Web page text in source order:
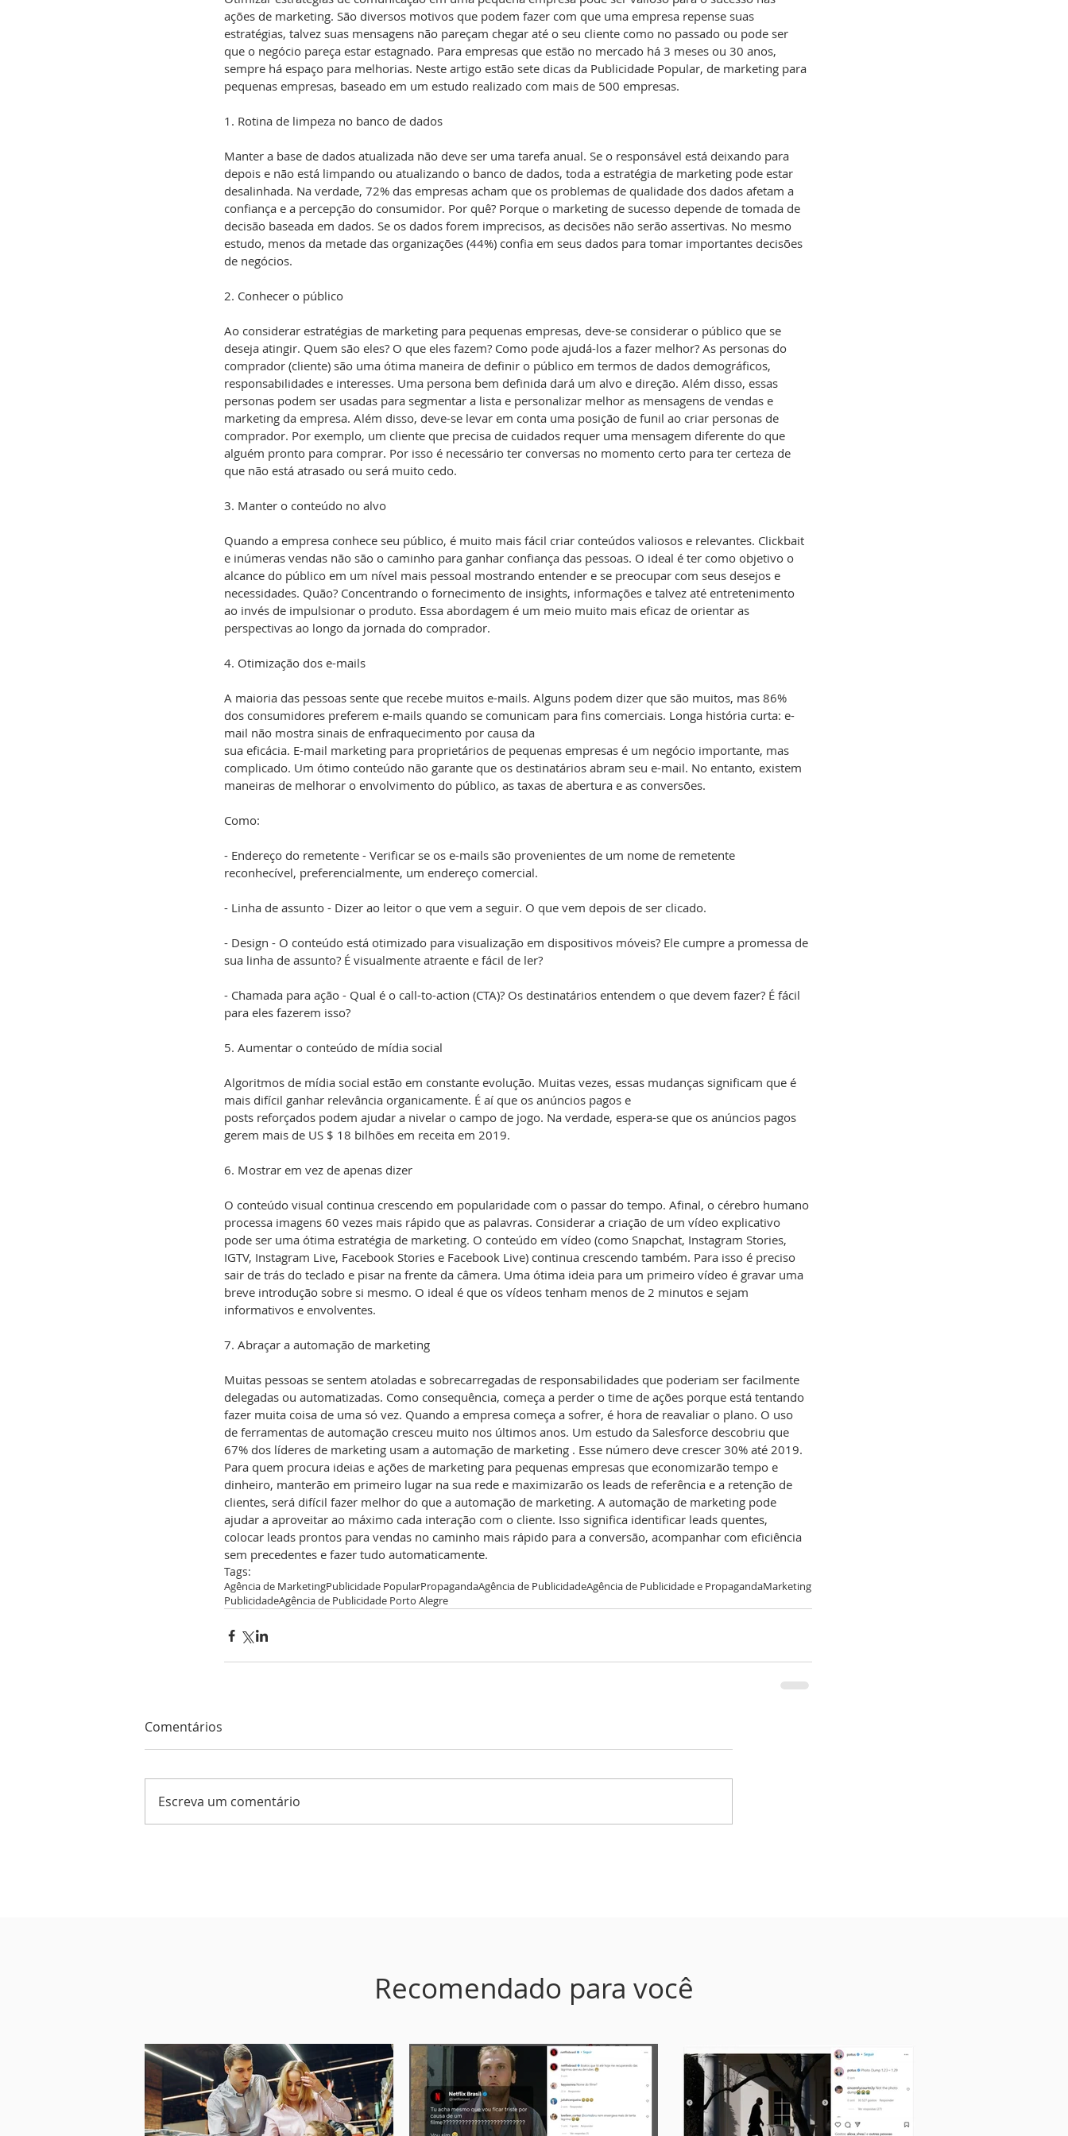
ações de marketing. São diversos motivos que podem fazer com que uma empresa repense suas
estratégias, talvez suas mensagens não pareçam chegar até o seu cliente como no passado ou pode ser
que o negócio pareça estar estagnado. Para empresas que estão no mercado há 3 meses ou 30 anos,
sempre há espaço para melhorias. Neste artigo estão sete dicas da Publicidade Popular, de marketing para
pequenas empresas, baseado em um estudo realizado com mais de 500 empresas.
1. Rotina de limpeza no banco de dados
Manter a base de dados atualizada não deve ser uma tarefa anual. Se o responsável está deixando para
depois e não está limpando ou atualizando o banco de dados, toda a estratégia de marketing pode estar
desalinhada. Na verdade, 72% das empresas acham que os problemas de qualidade dos dados afetam a
confiança e a percepção do consumidor. Por quê? Porque o marketing de sucesso depende de tomada de
decisão baseada em dados. Se os dados forem imprecisos, as decisões não serão assertivas. No mesmo
estudo, menos da metade das organizações (44%) confia em seus dados para tomar importantes decisões
de negócios.
2. Conhecer o público
Ao considerar estratégias de marketing para pequenas empresas, deve-se considerar o público que se
deseja atingir. Quem são eles? O que eles fazem? Como pode ajudá-los a fazer melhor? As personas do
comprador (cliente) são uma ótima maneira de definir o público em termos de dados demográficos,
responsabilidades e interesses. Uma persona bem definida dará um alvo e direção. Além disso, essas
personas podem ser usadas para segmentar a lista e personalizar melhor as mensagens de vendas e
marketing da empresa. Além disso, deve-se levar em conta uma posição de funil ao criar personas de
comprador. Por exemplo, um cliente que precisa de cuidados requer uma mensagem diferente do que
alguém pronto para comprar. Por isso é necessário ter conversas no momento certo para ter certeza de
que não está atrasado ou será muito cedo.
3. Manter o conteúdo no alvo
Quando a empresa conhece seu público, é muito mais fácil criar conteúdos valiosos e relevantes. Clickbait
e inúmeras vendas não são o caminho para ganhar confiança das pessoas. O ideal é ter como objetivo o
alcance do público em um nível mais pessoal mostrando entender e se preocupar com seus desejos e
necessidades. Quão? Concentrando o fornecimento de insights, informações e talvez até entretenimento
ao invés de impulsionar o produto. Essa abordagem é um meio muito mais eficaz de orientar as
perspectivas ao longo da jornada do comprador.
4. Otimização dos e-mails
A maioria das pessoas sente que recebe muitos e-mails. Alguns podem dizer que são muitos, mas 86%
dos consumidores preferem e-mails quando se comunicam para fins comerciais. Longa história curta: e-
mail não mostra sinais de enfraquecimento por causa da
sua eficácia. E-mail marketing para proprietários de pequenas empresas é um negócio importante, mas
complicado. Um ótimo conteúdo não garante que os destinatários abram seu e-mail. No entanto, existem
maneiras de melhorar o envolvimento do público, as taxas de abertura e as conversões.
Como:
- Endereço do remetente - Verificar se os e-mails são provenientes de um nome de remetente
reconhecível, preferencialmente, um endereço comercial.
- Linha de assunto - Dizer ao leitor o que vem a seguir. O que vem depois de ser clicado.
- Design - O conteúdo está otimizado para visualização em dispositivos móveis? Ele cumpre a promessa de
sua linha de assunto? É visualmente atraente e fácil de ler?
- Chamada para ação - Qual é o call-to-action (CTA)? Os destinatários entendem o que devem fazer? É fácil
para eles fazerem isso?
5. Aumentar o conteúdo de mídia social
Algoritmos de mídia social estão em constante evolução. Muitas vezes, essas mudanças significam que é
mais difícil ganhar relevância organicamente. É aí que os anúncios pagos e
posts reforçados podem ajudar a nivelar o campo de jogo. Na verdade, espera-se que os anúncios pagos
gerem mais de US $ 18 bilhões em receita em 2019.
6. Mostrar em vez de apenas dizer
O conteúdo visual continua crescendo em popularidade com o passar do tempo. Afinal, o cérebro humano
processa imagens 60 vezes mais rápido que as palavras. Considerar a criação de um vídeo explicativo
pode ser uma ótima estratégia de marketing. O conteúdo em vídeo (como Snapchat, Instagram Stories,
IGTV, Instagram Live, Facebook Stories e Facebook Live) continua crescendo também. Para isso é preciso
sair de trás do teclado e pisar na frente da câmera. Uma ótima ideia para um primeiro vídeo é gravar uma
breve introdução sobre si mesmo. O ideal é que os vídeos tenham menos de 2 minutos e sejam
informativos e envolventes.
7. Abraçar a automação de marketing
Muitas pessoas se sentem atoladas e sobrecarregadas de responsabilidades que poderiam ser facilmente
delegadas ou automatizadas. Como consequência, começa a perder o time de ações porque está tentando
fazer muita coisa de uma só vez. Quando a empresa começa a sofrer, é hora de reavaliar o plano. O uso
de ferramentas de automação cresceu muito nos últimos anos. Um estudo da Salesforce descobriu que
67% dos líderes de marketing usam a automação de marketing . Esse número deve crescer 30% até 2019.
Para quem procura ideias e ações de marketing para pequenas empresas que economizarão tempo e
dinheiro, manterão em primeiro lugar na sua rede e maximizarão os leads de referência e a retenção de
clientes, será difícil fazer melhor do que a automação de marketing. A automação de marketing pode
ajudar a aproveitar ao máximo cada interação com o cliente. Isso significa identificar leads quentes,
colocar leads prontos para vendas no caminho mais rápido para a conversão, acompanhar com eficiência
sem precedentes e fazer tudo automaticamente.
Tags:
Agência de MarketingPublicidade PopularPropagandaAgência de PublicidadeAgência de Publicidade e PropagandaMarketing
PublicidadeAgência de Publicidade Porto Alegre
Comentários
Escreva um comentário
Recomendado para você